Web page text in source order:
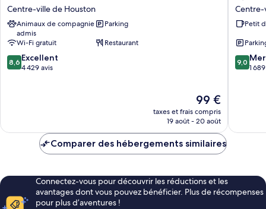
Quarters
Hotel
Downtown,
Houston
Centre-
ville
de
Centre-ville de Houston
Animaux de compagnie
admis
Parking
Wi-Fi gratuit
Restaurant
8.6
sur
8,6 Excellent
4 429 avis
Le
nouveau
prix
de
99 €
taxes et frais compris
19 août - 20 août
Place
Houston
ville
de
Houston
Centre-
Petit
9.0
sur
9,0
1
Comparer des hébergements similaires
Connectez-vous pour découvrir les réductions et les
avantages dont vous pouvez bénéficier. Plus de récompenses
pour plus d’aventures !